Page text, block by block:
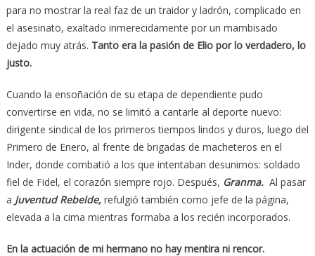
para no mostrar la real faz de un traidor y ladrón, complicado en
el asesinato, exaltado inmerecidamente por un mambisado
dejado muy atrás. Tanto era la pasión de Elio por lo verdadero, lo
justo.
Cuando la ensoñación de su etapa de dependiente pudo
convertirse en vida, no se limitó a cantarle al deporte nuevo:
dirigente sindical de los primeros tiempos lindos y duros, luego del
Primero de Enero, al frente de brigadas de macheteros en el
Inder, donde combatió a los que intentaban desunirnos: soldado
fiel de Fidel, el corazón siempre rojo. Después, Granma.Al pasar
a Juventud Rebelde,refulgió también como jefe de la página,
elevada a la cima mientras formaba a los recién incorporados.
En la actuación de mi hermano no hay mentira ni rencor.